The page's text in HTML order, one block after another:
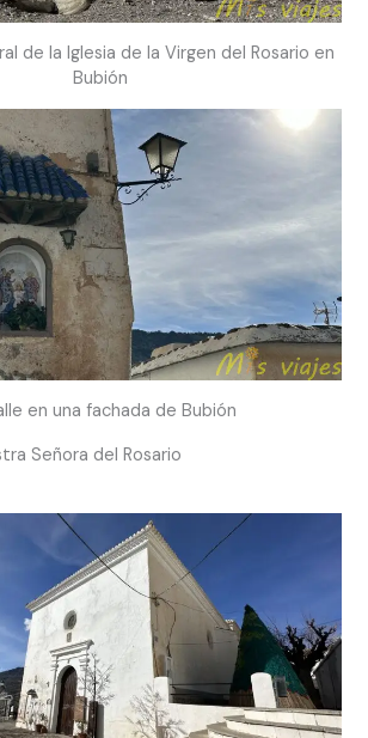
de la Iglesia de la Virgen del Rosario en
Bubión
en una fachada de Bubión
Señora del Rosario